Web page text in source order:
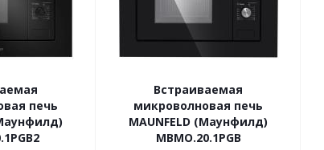
печь
Встраиваемая
микроволновая печь
MAUNFELD (Маунфилд)
MBMO.20.1PGB